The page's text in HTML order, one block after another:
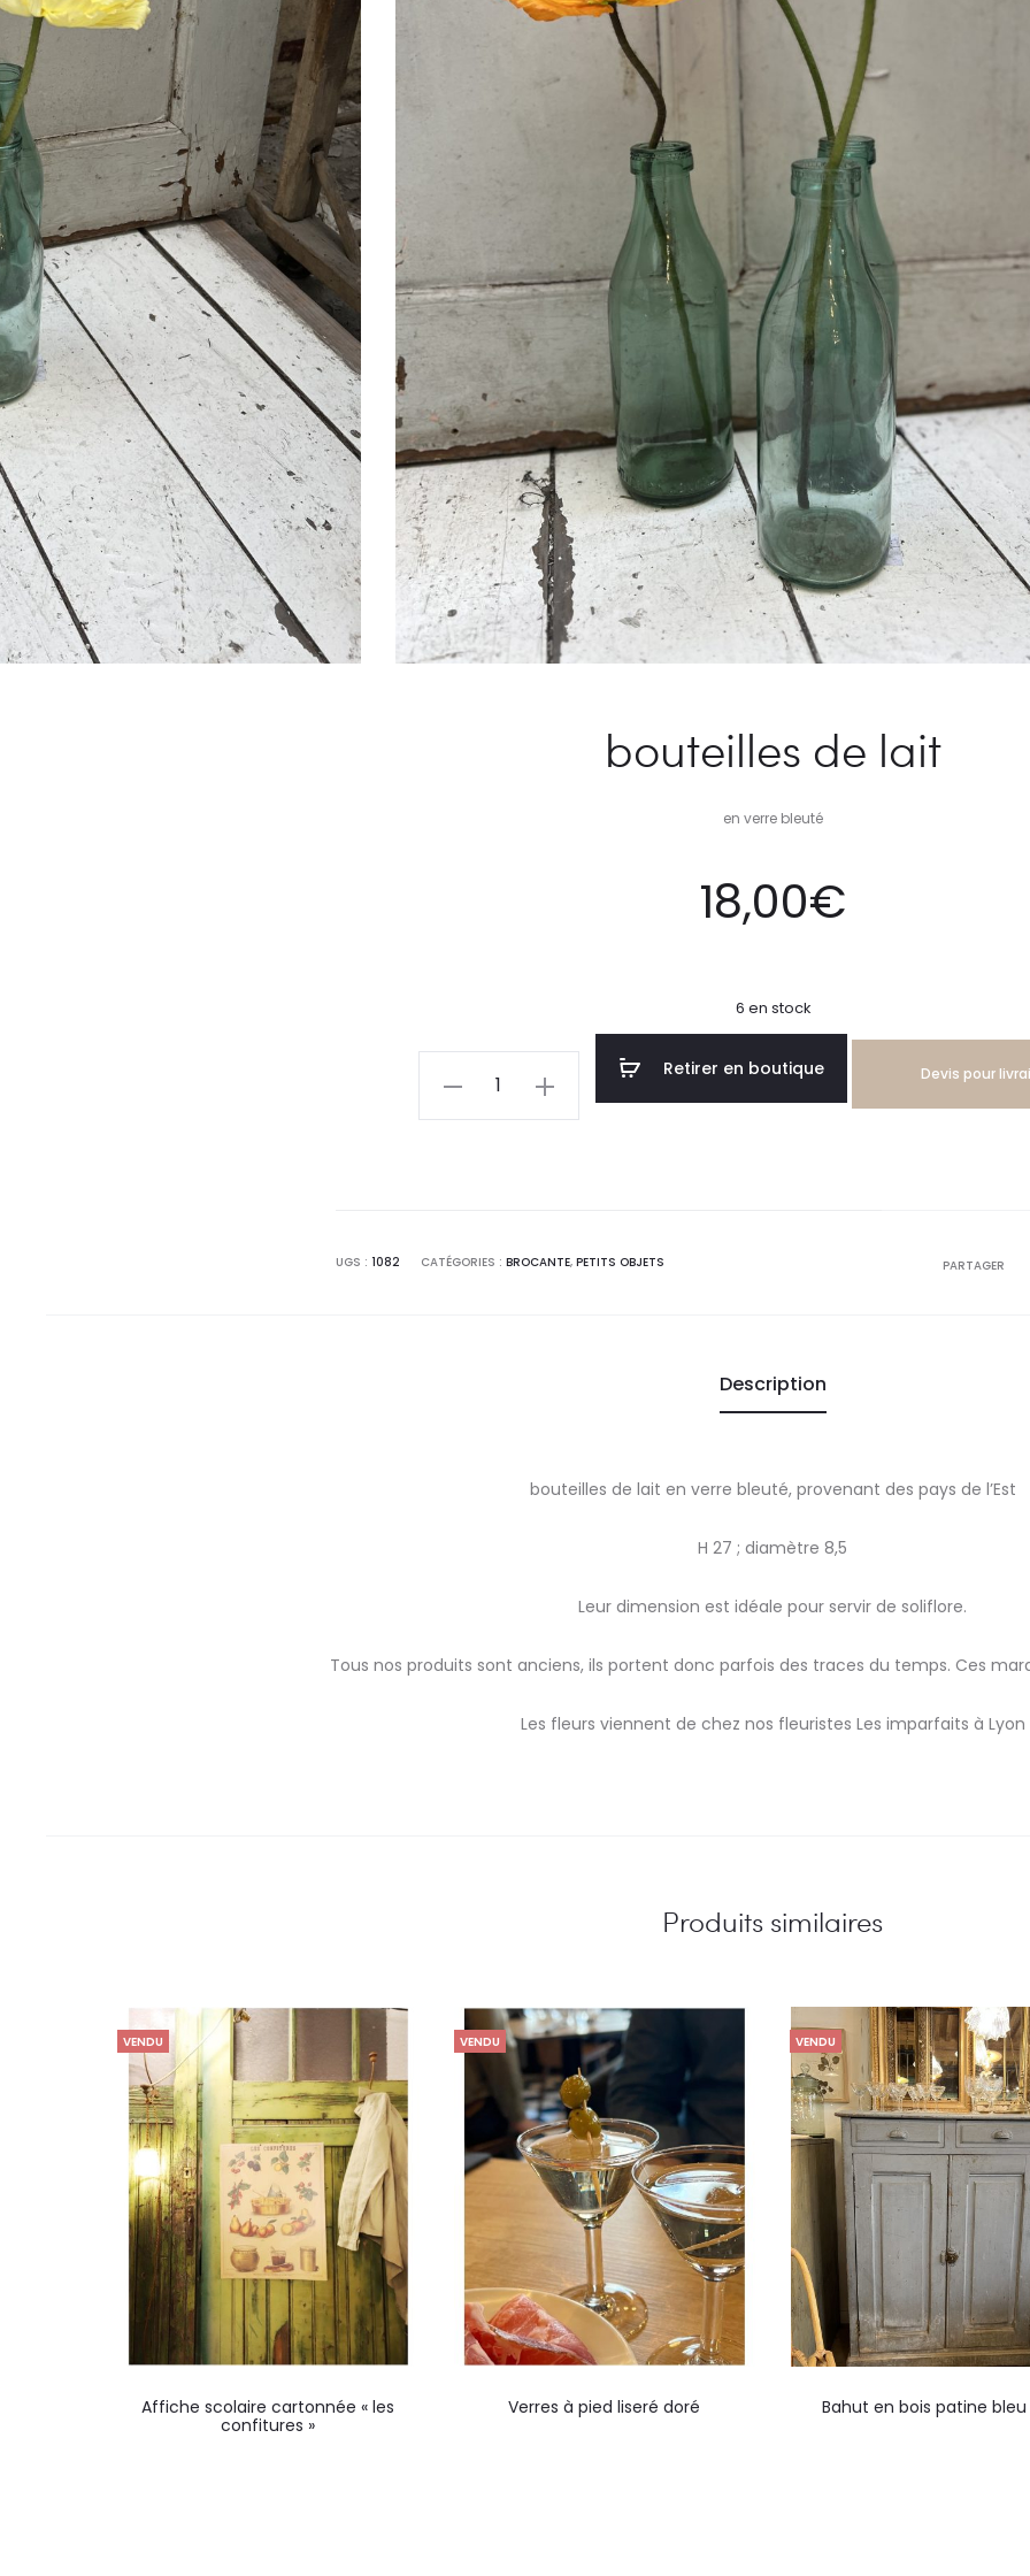
bouteilles de lait
en verre bleuté
18,00€
6 en stock
quantité
Retirer en boutique Devis pour
UGS : 1082 CATÉGORIES : BROCANTE, PETITS OBJETS PARTAGER
Description
bouteilles de lait en verre bleuté, provenant des pays de l’Est
H 27 ; diamètre 8,5
Leur dimension est idéale pour servir de soliflore.
Tous nos produits sont anciens, ils portent donc parfois des traces du temps. Ces
Les fleurs viennent de chez nos fleuristes Les imparfaits à Lyon
Produits similaires
VENDU
Affiche scolaire cartonnée « les
confitures »
VENDU
Verres à pied liseré doré
VENDU
Bahut en bois patine bleu